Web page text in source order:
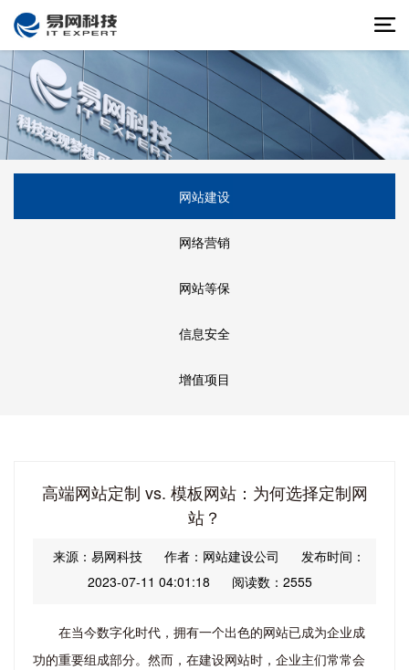
网站建设
网络营销
网站等保
信息安全
增值项目
高端网站定制 vs. 模板网站：为何选择定制网
站？
来源：易网科技 作者：网站建设公司
发布时间：
2023-07-11 04:01:18
阅读数：2555
在当今数字化时代，拥有一个出色的网站已成为企业成
功的重要组成部分。然而，在建设网站时，企业主们常常会